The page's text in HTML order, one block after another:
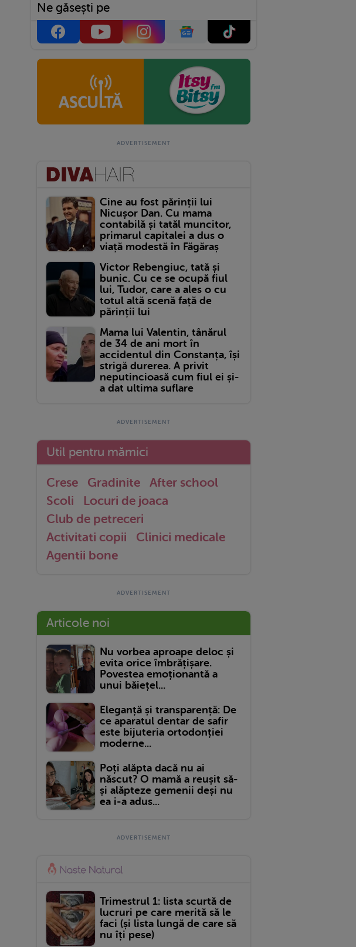
Ne găsești pe
Cine au fost părinții lui
Nicușor Dan. Cu mama
contabilă și tatăl muncitor,
primarul capitalei a dus o
viață modestă în Făgăraș
Victor Rebengiuc, tată și
bunic. Cu ce se ocupă fiul
lui, Tudor, care a ales o cu
totul altă scenă față de
părinții lui
Mama lui Valentin, tânărul
de 34 de ani mort în
accidentul din Constanța, își
strigă durerea. A privit
neputincioasă cum fiul ei și-
a dat ultima suflare
Util pentru mămici
Crese Gradinite
After school
Scoli
Locuri de joaca
Club de petreceri
Activitati copii
Clinici medicale
Agentii bone
Articole noi
Nu vorbea aproape deloc și
evita orice îmbrățișare.
Povestea emoționantă a
unui băiețel...
Eleganță și transparență: De
ce aparatul dentar de safir
este bijuteria ortodonției
moderne...
Poți alăpta dacă nu ai
născut? O mamă a reușit să-
și alăpteze gemenii deși nu
ea i-a adus...
Trimestrul 1: lista scurtă de
lucruri pe care merită să le
faci (și lista lungă de care să
nu îți pese)